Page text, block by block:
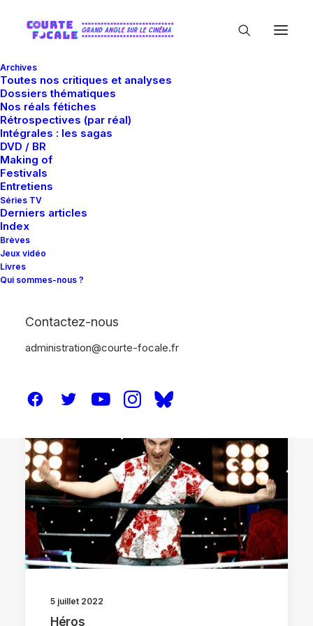
Archives
Toutes nos critiques et analyses
Dossiers thématiques
Nos réals fétiches
Rétrospectives (par réal)
Intégrales : les sagas
DVD / BR
Making of
Festivals
Entretiens
Séries TV
Derniers articles
Index
Brèves
Jeux vidéo
Livres
Qui sommes-nous ?
Contactez-nous
administration@courte-focale.fr
5 juillet 2022
Héros